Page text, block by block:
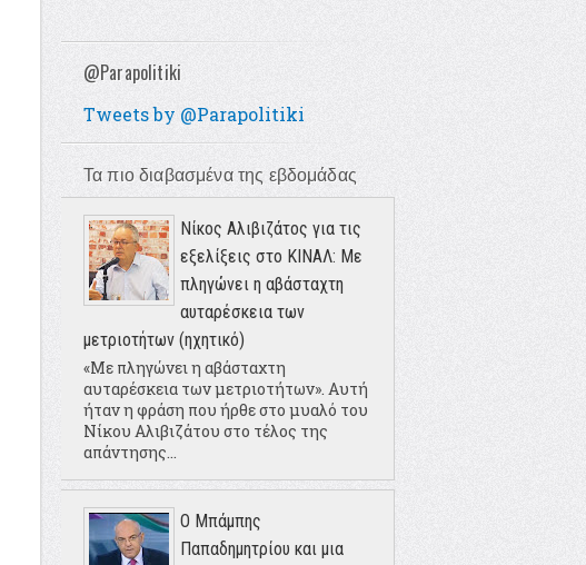
@Parapolitiki
Tweets by @Parapolitiki
Τα πιο διαβασμένα της εβδομάδας
Νίκος Αλιβιζάτος για τις
εξελίξεις στο ΚΙΝΑΛ: Με
πληγώνει η αβάσταχτη
αυταρέσκεια των
μετριοτήτων (ηχητικό)
«Με πληγώνει η αβάσταχτη
αυταρέσκεια των μετριοτήτων». Αυτή
ήταν η φράση που ήρθε στο μυαλό του
Νίκου Αλιβιζάτου στο τέλος της
απάντησης...
Ο Μπάμπης
Παπαδημητρίου και μια